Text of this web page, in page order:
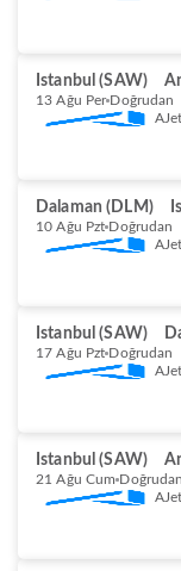
Istanbul (SAW)
13 Ağu Per Doğrudan
AJet
Dalaman (DLM)
10 Ağu Pzt Doğrudan
AJet
Istanbul (SAW)
17 Ağu Pzt Doğrudan
AJet
Istanbul (SAW)
21 Ağu Cum Doğrudan
AJet